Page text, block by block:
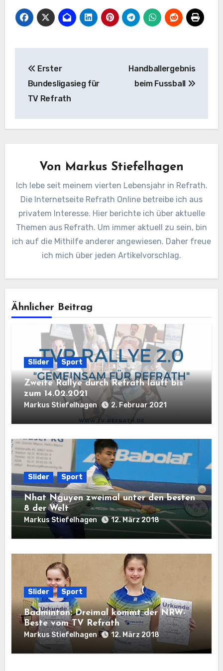
Erster
Bundesligasieg für
TV Refrath
Handballergebnis
beim Fussball
Von Markus Stiefelhagen
Ich lebe seit meinem vierten Lebensjahr in Refrath.
Die Internetseite Refrath Online betreibe ich aus
privatem Interesse. Hier berichte ich über aktuelle
Themen aus Refrath. Um immer aktuell zu sein, bin
ich auf die Mithilfe anderer angewiesen. Daher freue
ich mich über jeden Artikelvorschlag.
Ähnlicher Beitrag
Slider Sport
Zweite Rallye durch Refrath läuft bis
zum 14.02.2021
Markus Stiefelhagen 2. Februar 2021
Slider Sport
Nhat Nguyen zweimal unter den besten
8 der Welt
Markus Stiefelhagen 12. März 2018
Slider Sport
Badminton: Dreimal kommt der NRW-
Beste vom TV Refrath
Markus Stiefelhagen 12. März 2018